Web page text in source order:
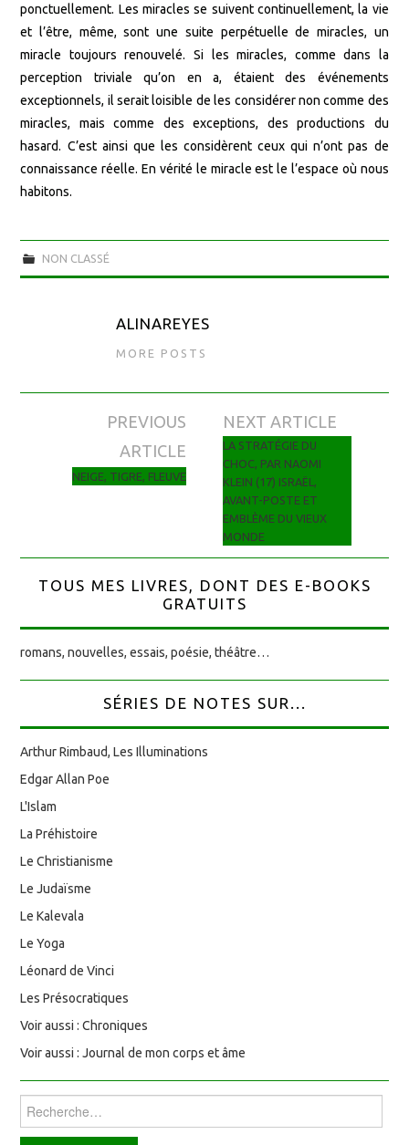
ponctuellement. Les miracles se suivent continuellement, la vie
et l’être, même, sont une suite perpétuelle de miracles, un
miracle toujours renouvelé. Si les miracles, comme dans la
perception triviale qu’on en a, étaient des événements
exceptionnels, il serait loisible de les considérer non comme des
miracles, mais comme des exceptions, des productions du
hasard. C’est ainsi que les considèrent ceux qui n’ont pas de
connaissance réelle. En vérité le miracle est le l’espace où nous
habitons.
NON CLASSÉ
ALINAREYES
MORE POSTS
Navigation des articles
PREVIOUS
ARTICLE
NEIGE, TIGRE, FLEUVE
NEXT ARTICLE
LA STRATÉGIE DU
CHOC, PAR NAOMI
KLEIN (17) ISRAËL,
AVANT-POSTE ET
EMBLÈME DU VIEUX
MONDE
TOUS MES LIVRES, DONT DES E-BOOKS
GRATUITS
romans, nouvelles, essais, poésie, théâtre…
SÉRIES DE NOTES SUR...
Arthur Rimbaud, Les Illuminations
Edgar Allan Poe
L'Islam
La Préhistoire
Le Christianisme
Le Judaïsme
Le Kalevala
Le Yoga
Léonard de Vinci
Les Présocratiques
Voir aussi : Chroniques
Voir aussi : Journal de mon corps et âme
Rechercher :